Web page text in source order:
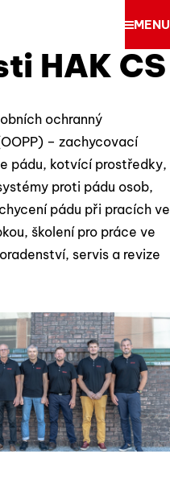
MENU
HAK CS
ochranný
– zachycovací
pádu, kotvící prostředky,
proti pádu osob,
pádu při pracích ve
školení pro práce ve
servis a revize